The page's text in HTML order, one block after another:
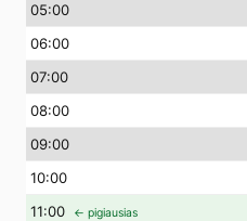
05:00
06:00
07:00
08:00
09:00
10:00
11:00 ← pigiausias